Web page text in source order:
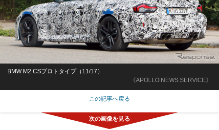
《APOLLO NEWS SERVICE》
BMW M2 CSプロトタイプ（11/17）
この記事へ戻る